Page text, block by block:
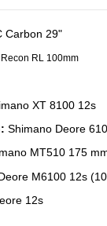
Carbon 29"
RL 100mm
XT 8100 12s
Shimano Deore
MT510 175
M6100 12s
12s